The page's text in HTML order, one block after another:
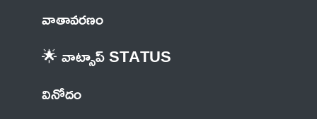
వాతావరణం
🌟 వాట్సాప్ STATUS
వినోదం